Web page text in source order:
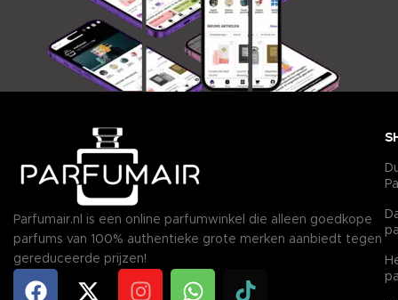
Parfumair.nl is een online parfumwinkel die alleen goedkope
parfums van 100% authentieke grote merken aanbiedt tegen
gereduceerde prijzen!